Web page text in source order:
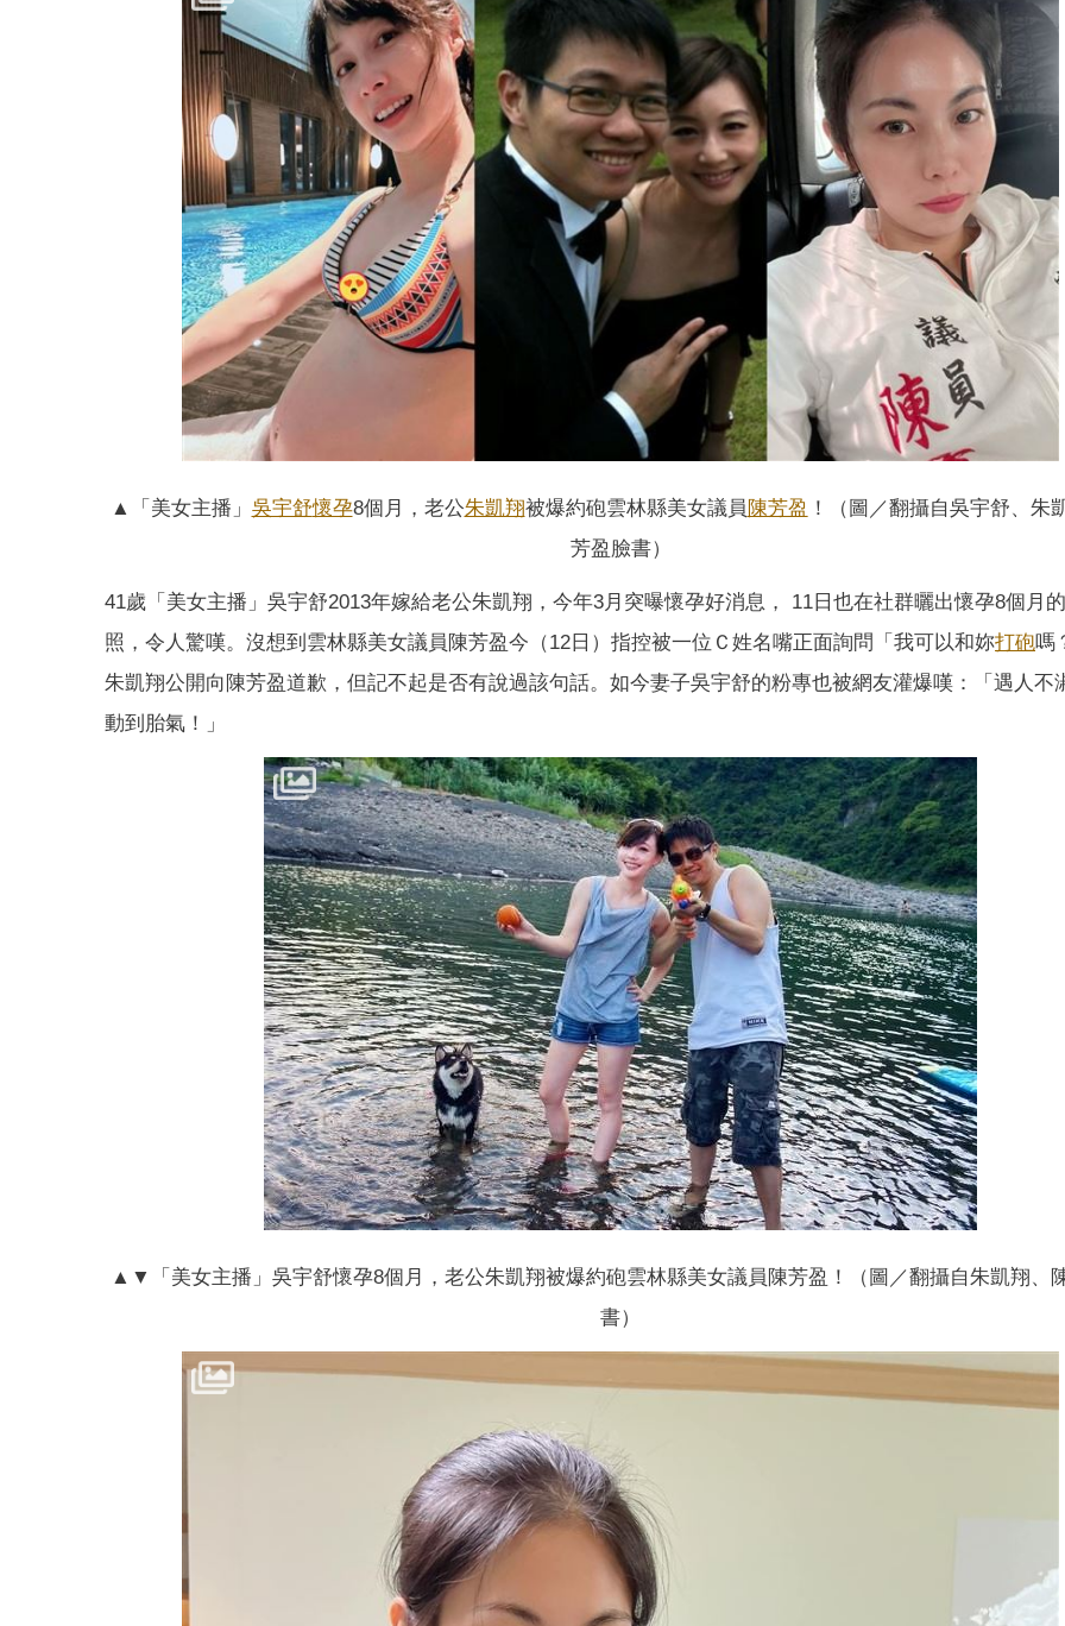
▲「美女主播」 吳宇舒懷孕8個月，老公朱凱翔被爆約砲雲林縣美女議員 陳芳盈 ！（圖／翻攝自吳宇舒、朱
芳盈臉書）
41歲「美女主播」吳宇舒2013年嫁給老公朱凱翔，今年3月突曝懷孕好消息， 11日也在社群曬出懷孕8個月的
照，令人驚嘆。沒想到雲林縣美女議員陳芳盈今（12日）指控被一位Ｃ姓名嘴正面詢問「我可以和妳打砲嗎
朱凱翔公開向陳芳盈道歉，但記不起是否有說過該句話。如今妻子吳宇舒的粉專也被網友灌爆嘆：「遇人不
動到胎氣！」
▲▼「美女主播」吳宇舒懷孕8個月，老公朱凱翔被爆約砲雲林縣美女議員陳芳盈！（圖／翻攝自朱凱翔、
書）